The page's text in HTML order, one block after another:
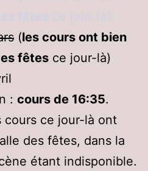
(les cours ont bien
fêtes ce jour-là)
: cours de 16:35.
cours ce jour-là ont
des fêtes, dans la
étant indisponible.